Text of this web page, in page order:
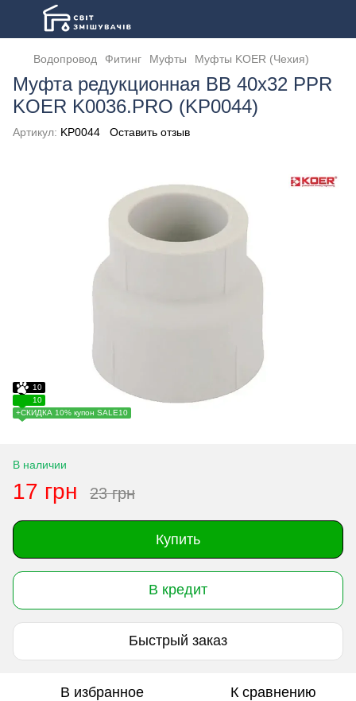
Водопровод Фитинг Муфты Муфты KOER (Чехия)
Муфта редукционная ВВ 40x32 PPR
KOER K0036.PRO (KP0044)
Артикул: KP0044 Оставить отзыв
10
10
+СКИДКА 10% купон SALE10
В наличии
17 грн 23 грн
Купить
В кредит
Быстрый заказ
В избранное К сравнению